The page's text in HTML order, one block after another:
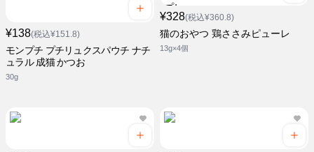
¥138(税込¥151.8)
モンプチ プチリュクスパウチ ナチ
ュラル 成猫 かつお
30g
¥328(税込¥360.8)
猫のおやつ 鶏ささみピューレ
13g×4個